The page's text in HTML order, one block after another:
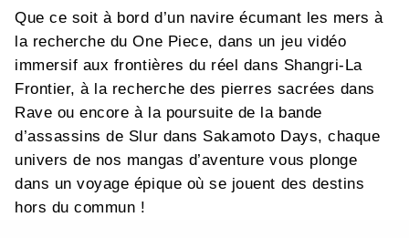
Que ce soit à bord d’un navire écumant les mers à
la recherche du One Piece, dans un jeu vidéo
immersif aux frontières du réel dans Shangri-La
Frontier, à la recherche des pierres sacrées dans
Rave ou encore à la poursuite de la bande
d’assassins de Slur dans Sakamoto Days, chaque
univers de nos mangas d’aventure vous plonge
dans un voyage épique où se jouent des destins
hors du commun !